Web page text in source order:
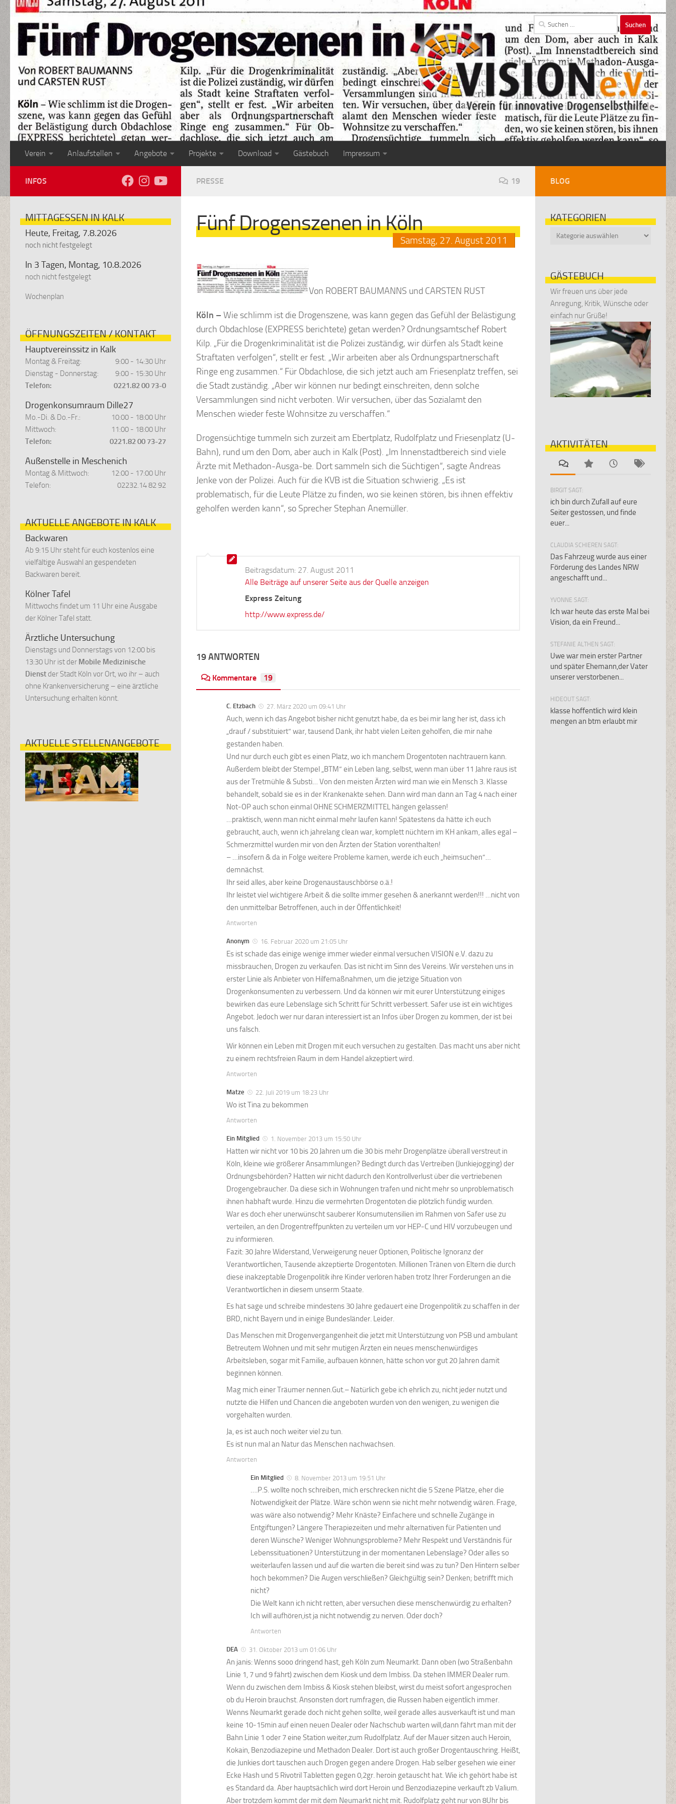
Zum Inhalt springen
Suchen
nach:
Verein Anlaufstellen Angebote Projekte Download Gästebuch Impressum
PRESSE 19
Fünf Drogenszenen in Köln
Samstag, 27. August 2011
Von ROBERT BAUMANNS und CARSTEN RUST
Köln – Wie schlimm ist die Drogenszene, was kann gegen das Gefühl der Belästigung
durch Obdachlose (EXPRESS berichtete) getan werden? Ordnungsamtschef Robert
Kilp. „Für die Drogenkriminalität ist die Polizei zuständig, wir dürfen als Stadt keine
Straftaten verfolgen“, stellt er fest. „Wir arbeiten aber als Ordnungspartnerschaft
Ringe eng zusammen.“ Für Obdachlose, die sich jetzt auch am Friesenplatz treffen, sei
die Stadt zuständig. „Aber wir können nur bedingt einschreiten, denn solche
Versammlungen sind nicht verboten. Wir versuchen, über das Sozialamt den
Menschen wieder feste Wohnsitze zu verschaffen.“
Drogensüchtige tummeln sich zurzeit am Ebertplatz, Rudolfplatz und Friesenplatz (U-
Bahn), rund um den Dom, aber auch in Kalk (Post). „Im Innenstadtbereich sind viele
Ärzte mit Methadon-Ausga-be. Dort sammeln sich die Süchtigen“, sagte Andreas
Jenke von der Polizei. Auch für die KVB ist die Situation schwierig. „Es ist
problematisch, für die Leute Plätze zu finden, wo sie keinen stören, bis ihnen effektiv
geholfen werden kann“, so Sprecher Stephan Anemüller.
Beitragsdatum: 27. August 2011
Alle Beiträge auf unserer Seite aus der Quelle anzeigen
Express Zeitung
http://www.express.de/
19 ANTWORTEN
Kommentare 19
C. Etzbach 27. März 2020 um 09:41 Uhr
Auch, wenn ich das Angebot bisher nicht genutzt habe, da es bei mir lang her ist, dass ich
„drauf / substituiert“ war, tausend Dank, ihr habt vielen Leiten geholfen, die mir nahe
gestanden haben.
Und nur durch euch gibt es einen Platz, wo ich manchem Drogentoten nachtrauern kann.
Außerdem bleibt der Stempel „BTM“ ein Leben lang, selbst, wenn man über 11 Jahre raus ist
aus der Tretmühle & Substi… Von den meisten Ärzten wird man wie ein Mensch 3. Klasse
behandelt, sobald sie es in der Krankenakte sehen. Dann wird man dann an Tag 4 nach einer
Not-OP auch schon einmal OHNE SCHMERZMITTEL hängen gelassen!
…praktisch, wenn man nicht einmal mehr laufen kann! Spätestens da hätte ich euch
gebraucht, auch, wenn ich jahrelang clean war, komplett nüchtern im KH ankam, alles egal –
Schmerzmittel wurden mir von den Ärzten der Station vorenthalten!
– …insofern & da in Folge weitere Probleme kamen, werde ich euch „heimsuchen“…
demnächst.
Ihr seid alles, aber keine Drogenaustauschbörse o.ä.!
Ihr leistet viel wichtigere Arbeit & die sollte immer gesehen & anerkannt werden!!! …nicht von
den unmittelbar Betroffenen, auch in der Öffentlichkeit!
Antworten
Anonym 16. Februar 2020 um 21:05 Uhr
Es ist schade das einige wenige immer wieder einmal versuchen VISION e.V. dazu zu
missbrauchen, Drogen zu verkaufen. Das ist nicht im Sinn des Vereins. Wir verstehen uns in
erster Linie als Anbieter von Hilfemaßnahmen, um die jetzige Situation von
Drogenkonsumenten zu verbessern. Und da können wir mit eurer Unterstützung einiges
bewirken das eure Lebenslage sich Schritt für Schritt verbessert. Safer use ist ein wichtiges
Angebot. Jedoch wer nur daran interessiert ist an Infos über Drogen zu kommen, der ist bei
uns falsch.
Wir können ein Leben mit Drogen mit euch versuchen zu gestalten. Das macht uns aber nicht
zu einem rechtsfreien Raum in dem Handel akzeptiert wird.
Antworten
Matze 22. Juli 2019 um 18:23 Uhr
Wo ist Tina zu bekommen
Antworten
Ein Mitglied 1. November 2013 um 15:50 Uhr
Hatten wir nicht vor 10 bis 20 Jahren um die 30 bis mehr Drogenplätze überall verstreut in
Köln, kleine wie größerer Ansammlungen? Bedingt durch das Vertreiben (Junkiejogging) der
Ordnungsbehörden? Hatten wir nicht dadurch den Kontrollverlust über die vertriebenen
Drogengebraucher. Da diese sich in Wohnungen trafen und nicht mehr so unproblematisch
ihnen habhaft wurde. Hinzu die vermehrten Drogentoten die plötzlich fündig wurden.
War es doch eher unerwünscht sauberer Konsumutensilien im Rahmen von Safer use zu
verteilen, an den Drogentreffpunkten zu verteilen um vor HEP-C und HIV vorzubeugen und
zu informieren.
Fazit: 30 Jahre Widerstand, Verweigerung neuer Optionen, Politische Ignoranz der
Verantwortlichen, Tausende akzeptierte Drogentoten. Millionen Tränen von Eltern die durch
diese inakzeptable Drogenpolitik ihre Kinder verloren haben trotz Ihrer Forderungen an die
Verantwortlichen in diesem unserm Staate.
Es hat sage und schreibe mindestens 30 Jahre gedauert eine Drogenpolitik zu schaffen in der
BRD, nicht Bayern und in einige Bundesländer. Leider.
Das Menschen mit Drogenvergangenheit die jetzt mit Unterstützung von PSB und ambulant
Betreutem Wohnen und mit sehr mutigen Ärzten ein neues menschenwürdiges
Arbeitsleben, sogar mit Familie, aufbauen können, hätte schon vor gut 20 Jahren damit
beginnen können.
Mag mich einer Träumer nennen.Gut.– Natürlich gebe ich ehrlich zu, nicht jeder nutzt und
nutzte die Hilfen und Chancen die angeboten wurden von den wenigen, zu wenigen die
vorgehalten wurden.
Ja, es ist auch noch weiter viel zu tun.
Es ist nun mal an Natur das Menschen nachwachsen.
Antworten
Ein Mitglied 8. November 2013 um 19:51 Uhr
….P.S. wollte noch schreiben, mich erschrecken nicht die 5 Szene Plätze, eher die
Notwendigkeit der Plätze. Wäre schön wenn sie nicht mehr notwendig wären. Frage,
was wäre also notwendig? Mehr Knäste? Einfachere und schnelle Zugänge in
Entgiftungen? Längere Therapiezeiten und mehr alternativen für Patienten und
deren Wünsche? Weniger Wohnungsprobleme? Mehr Respekt und Verständnis für
Lebenssituationen? Unterstützung in der momentanen Lebenslage? Oder alles so
weiterlaufen lassen und auf die warten die bereit sind was zu tun? Den Hintern selber
hoch bekommen? Die Augen verschließen? Gleichgültig sein? Denken; betrifft mich
nicht?
Die Welt kann ich nicht retten, aber versuchen diese menschenwürdig zu erhalten?
Ich will aufhören,ist ja nicht notwendig zu nerven. Oder doch?
Antworten
DEA 31. Oktober 2013 um 01:06 Uhr
An janis: Wenns sooo dringend hast, geh Köln zum Neumarkt. Dann oben (wo Straßenbahn
Linie 1, 7 und 9 fährt) zwischen dem Kiosk und dem Imbiss. Da stehen IMMER Dealer rum.
Wenn du zwischen dem Imbiss & Kiosk stehen bleibst, wirst du meist sofort angesprochen
ob du Heroin brauchst. Ansonsten dort rumfragen, die Russen haben eigentlich immer.
Wenns Neumarkt gerade doch nicht gehen sollte, weil gerade alles ausverkauft ist und man
keine 10-15min auf einen neuen Dealer oder Nachschub warten will,dann fährt man mit der
Bahn Linie 1 oder 7 eine Station weiter,zum Rudolfplatz. Auf der Mauer sitzen auch Heroin,
Kokain, Benzodiazepine und Methadon Dealer. Dort ist auch großer Drogentauschring. Heißt,
die Junkies dort tauschen auch Drogen gegen andere Drogen. Hab selber gesehen wie einer
Ecke Hash und 5 Rivotril Tabletten gegen 0,2gr. heroin getauscht hat. Wie ich gehört habe ist
es Standard da. Aber hauptsächlich wird dort Heroin und Benzodiazepine verkauft zb Valium.
Aber trotzdem kommt der mit dem Neumarkt nicht mit. Rudolfplatz geht nur von 8Uhr bis
INFOS
MITTAGESSEN IN KALK
Heute, Freitag, 7.8.2026
noch nicht festgelegt
In 3 Tagen, Montag, 10.8.2026
noch nicht festgelegt
Wochenplan
ÖFFNUNGSZEITEN / KONTAKT
Hauptvereinssitz in Kalk
Montag & Freitag:
9:00 - 14:30 Uhr
Dienstag - Donnerstag:
9:00 - 15:30 Uhr
Telefon:
0221.82 00 73-0
Drogenkonsumraum Dille27
Mo.-Di. & Do.-Fr.:
10:00 - 18:00 Uhr
Mittwoch:
11:00 - 18:00 Uhr
Telefon:
0221.82 00 73-27
Außenstelle in Meschenich
Montag & Mittwoch:
12:00 - 17:00 Uhr
Telefon:
02232.14 82 92
AKTUELLE ANGEBOTE IN KALK
Backwaren
Ab 9:15 Uhr steht für euch kostenlos eine
vielfältige Auswahl an gespendeten
Backwaren bereit.
Kölner Tafel
Mittwochs findet um 11 Uhr eine Ausgabe
der Kölner Tafel statt.
Ärztliche Untersuchung
Dienstags und Donnerstags von 12:00 bis
13:30 Uhr ist der Mobile Medizinische
Dienst der Stadt Köln vor Ort, wo ihr – auch
ohne Krankenversicherung – eine ärztliche
Untersuchung erhalten könnt.
AKTUELLE STELLENANGEBOTE
BLOG
KATEGORIEN
Kategorien
GÄSTEBUCH
Wir freuen uns über jede
Anregung, Kritik, Wünsche oder
einfach nur Grüße!
AKTIVITÄTEN
BIRGIT SAGT:
ich bin durch Zufall auf eure
Seiter gestossen, und finde
euer...
CLAUDIA SCHIEREN SAGT:
Das Fahrzeug wurde aus einer
Förderung des Landes NRW
angeschafft und...
YVONNE SAGT:
Ich war heute das erste Mal bei
Vision, da ein Freund...
STEFANIE ALTHEN SAGT:
Uwe war mein erster Partner
und später Ehemann,der Vater
unserer verstorbenen...
HIDEOUT SAGT:
klasse hoffentlich wird klein
mengen an btm erlaubt mir